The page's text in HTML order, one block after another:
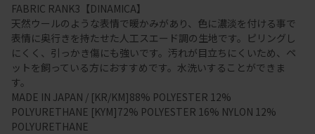
FABRIC RANK3【DINAMICA】
天然ウールのような表情で暖かみがあり、色に濃淡を付ける事で
表情に奥行きを持たせた人工スエード調の生地です。ピリングし
にくく、引っかき傷にも強いです。汚れが目立ちにくいため、ペ
ットを飼っている方におすすめです。水洗いすることができま
す。
MADE IN JAPAN / [KR/KM]88% POLYESTER 12%
POLYURETHANE [KYM]72% POLYESTER 16% NYLON 12%
POLYURETHANE